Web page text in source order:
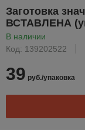
Заготовка
ВСТАВЛЕНА
В наличии
Код: 139202522
39 руб./упаковка